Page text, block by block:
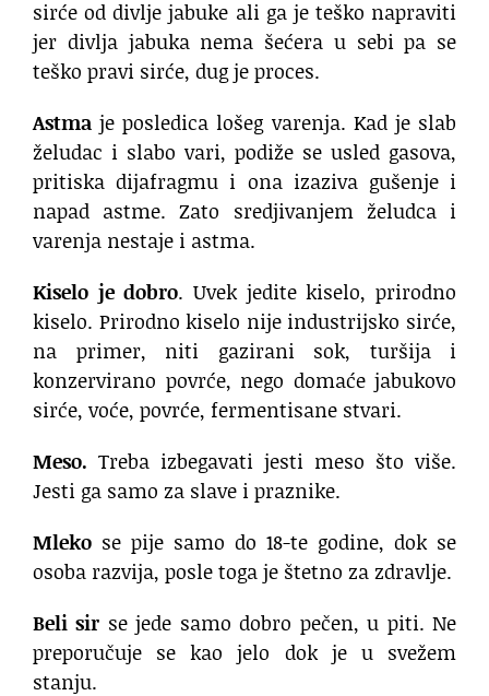
sirće od divlje jabuke ali ga je teško napraviti
jer divlja jabuka nema šećera u sebi pa se
teško pravi sirće, dug je proces.
Astma je posledica lošeg varenja. Kad je slab
želudac i slabo vari, podiže se usled gasova,
pritiska dijafragmu i ona izaziva gušenje i
napad astme. Zato sredjivanjem želudca i
varenja nestaje i astma.
Kiselo je dobro. Uvek jedite kiselo, prirodno
kiselo. Prirodno kiselo nije industrijsko sirće,
na primer, niti gazirani sok, turšija i
konzervirano povrće, nego domaće jabukovo
sirće, voće, povrće, fermentisane stvari.
Meso. Treba izbegavati jesti meso što više.
Jesti ga samo za slave i praznike.
Mleko se pije samo do 18-te godine, dok se
osoba razvija, posle toga je štetno za zdravlje.
Beli sir se jede samo dobro pečen, u piti. Ne
preporučuje se kao jelo dok je u svežem
stanju.